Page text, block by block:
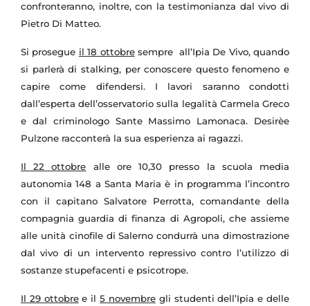
confronteranno, inoltre, con la testimonianza dal vivo di
Pietro Di Matteo.
Si prosegue il 18 ottobresempre all’Ipia De Vivo, quando
si parlerà di stalking, per conoscere questo fenomeno e
capire come difendersi. I lavori saranno condotti
dall’esperta dell’osservatorio sulla legalità Carmela Greco
e dal criminologo Sante Massimo Lamonaca. Desirèe
Pulzone racconterà la sua esperienza ai ragazzi.
Il 22 ottobre alle ore 10,30 presso la scuola media
autonomia148 a Santa Maria è in programma l’incontro
con il capitano Salvatore Perrotta, comandante della
compagnia guardia di finanza di Agropoli, che assieme
alle unità cinofile di Salerno condurrà una dimostrazione
dal vivo di un intervento repressivo contro l’utilizzo di
sostanze stupefacenti e psicotrope.
Il 29 ottobree il5 novembregli studenti dell’Ipia e delle